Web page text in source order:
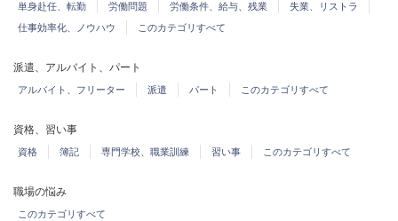
単身赴任、転勤 労働問題 労働条件、給与、残業
失業、リストラ
仕事効率化、ノウハウ
このカテゴリすべて
派遣、アルバイト、パート
アルバイト、フリーター 派遣 パート このカテゴリすべて
資格、習い事
資格 簿記 専門学校、職業訓練 習い事 このカテゴリすべて
職場の悩み
このカテゴリすべて